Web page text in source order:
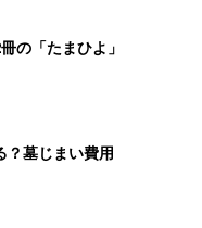
の「たまひよ」
？墓じまい費用